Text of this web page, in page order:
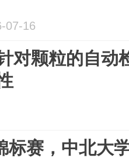
07-16
对颗粒的自动
标赛，中北大